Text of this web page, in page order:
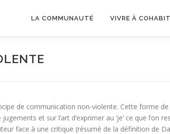
LA COMMUNAUTÉ VIVRE À
de communication non-violente. Cette forme
et sur l’art d’exprimer au ‘je’ ce que l’on
face à une critique (résumé de la définition de